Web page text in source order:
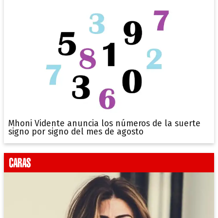
Mhoni Vidente anuncia los números de la suerte
signo por signo del mes de agosto